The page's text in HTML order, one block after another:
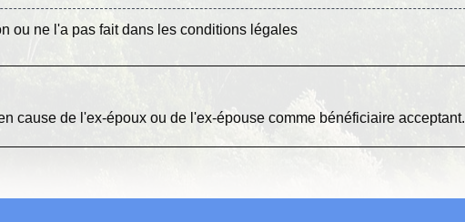
ou ne l'a pas fait dans les conditions légales
cause de l'ex-époux ou de l'ex-épouse comme bénéficiaire acceptant.